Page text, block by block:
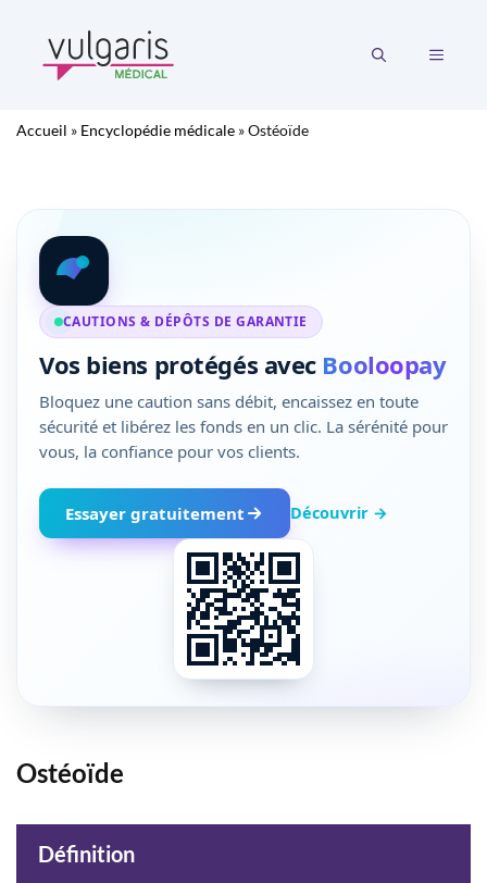
contenu
MENU
Accueil » Encyclopédie médicale »Ostéoïde
CAUTIONS & DÉPÔTS DE GARANTIE
Vos biens protégés avec Booloopay
Bloquez une caution sans débit, encaissez en toute
sécurité et libérez les fonds en un clic. La sérénité pour
vous, la confiance pour vos clients.
Essayer gratuitement Découvrir →
Ostéoïde
Définition